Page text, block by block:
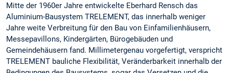
Mitte der 1960er Jahre entwickelte Eberhard Rensch das
Aluminium-Bausystem TRELEMENT, das innerhalb weniger
Jahre weite Verbreitung für den Bau von Einfamilienhäusern,
Messepavillons, Kindergärten, Bürogebäuden und
Gemeindehäusern fand. Millimetergenau vorgefertigt, verspricht
TRELEMENT bauliche Flexibilität, Veränderbarkeit innerhalb der